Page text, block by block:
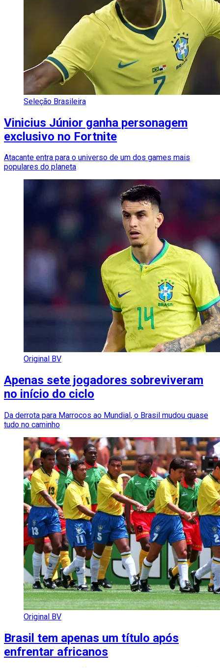
Seleção Brasileira
Vinicius Júnior ganha personagem
exclusivo no Fortnite
Atacante entra para o universo de um dos games mais
populares do planeta
Original BV
Apenas sete jogadores sobreviveram
no início do ciclo
Da derrota para Marrocos ao Mundial, o Brasil mudou quase
tudo no caminho
Original BV
Brasil tem apenas um título após
enfrentar africanos